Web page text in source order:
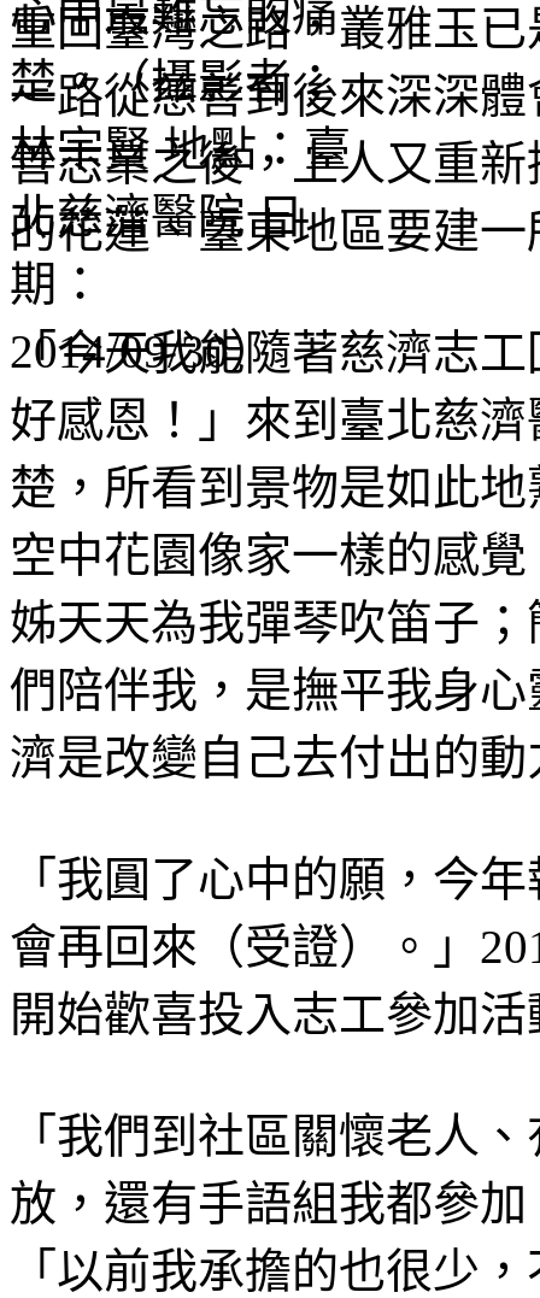
重回臺灣之路，叢雅玉
一路從慈善到後來深深
善志業之後，上人又重
的花蓮、臺東地區要建
「今天我能隨著慈濟志
好感恩！」來到臺北慈
楚，所看到景物是如此
空中花園像家一樣的感
姊天天為我彈琴吹笛子
們陪伴我，是撫平我身
濟是改變自己去付出的動
「我圓了心中的願，今
會再回來（受證）。」
開始歡喜投入志工參加活
「我們到社區關懷老人
放，還有手語組我都參
「以前我承擔的也很少